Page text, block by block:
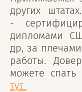
других
-
дипломами
др, за
работы.
можете спать
тут